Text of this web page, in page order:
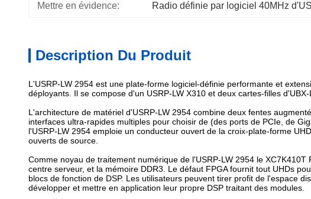
Mettre en évidence: Radio définie par logiciel 40MHz
Description Du Produit
L'USRP-LW 2954 est une plate-forme logiciel-définie performante et
déployants. Il se compose d'un USRP-LW X310 et deux cartes-filles
L'architecture de matériel d'USRP-LW 2954 combine deux fentes
interfaces ultra-rapides multiples pour choisir de (des ports de PCIe, de
l'USRP-LW 2954 emploie un conducteur ouvert de la croix-plate-forme
ouverts de source.
Comme noyau de traitement numérique de l'USRP-LW 2954 le
centre serveur, et la mémoire DDR3. Le défaut FPGA fournit tout UHDs
blocs de fonction de DSP. Les utilisateurs peuvent tirer profit de l'espace
développer et mettre en application leur propre DSP traitant des modules.